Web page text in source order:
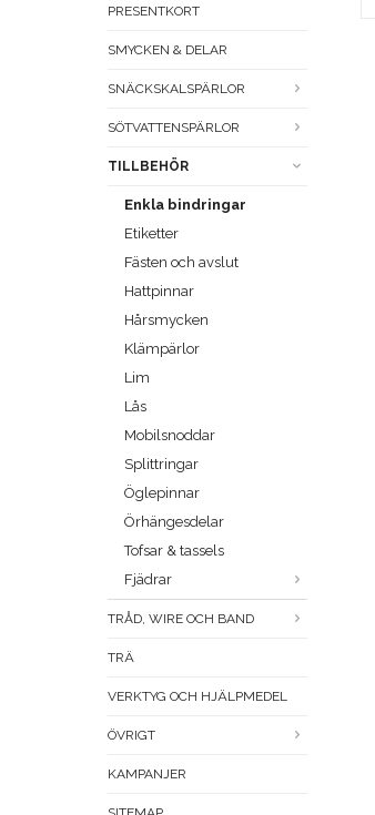
PRESENTKORT
SMYCKEN & DELAR
SNÄCKSKALSPÄRLOR
SÖTVATTENSPÄRLOR
TILLBEHÖR
Enkla bindringar
Etiketter
Fästen och avslut
Hattpinnar
Hårsmycken
Klämpärlor
Lim
Lås
Mobilsnoddar
Splittringar
Öglepinnar
Örhängesdelar
Tofsar & tassels
Fjädrar
TRÅD, WIRE OCH BAND
TRÄ
VERKTYG OCH HJÄLPMEDEL
ÖVRIGT
KAMPANJER